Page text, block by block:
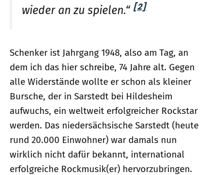
wieder an zu spielen.“ [2]
Schenker ist Jahrgang 1948, also am Tag, an
dem ich das hier schreibe, 74 Jahre alt. Gegen
alle Widerstände wollte er schon als kleiner
Bursche, der in Sarstedt bei Hildesheim
aufwuchs, ein weltweit erfolgreicher Rockstar
werden. Das niedersächsische Sarstedt (heute
rund 20.000 Einwohner) war damals nun
wirklich nicht dafür bekannt, international
erfolgreiche Rockmusik(er) hervorzubringen.